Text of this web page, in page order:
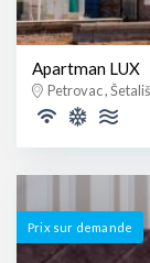
Apartman LUX
Petrovac ,
Prix ​​sur demande